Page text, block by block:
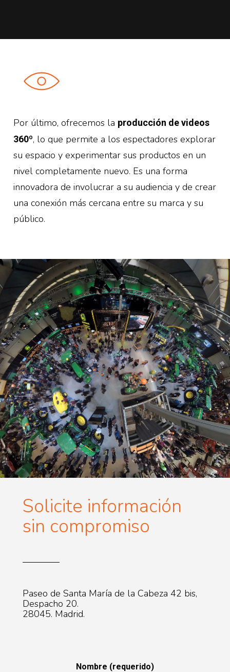
Por último, ofrecemos la producción de videos
360º, lo que permite a los espectadores explorar
su espacio y experimentar sus productos en un
nivel completamente nuevo. Es una forma
innovadora de involucrar a su audiencia y de crear
una conexión más cercana entre su marca y su
público.
Solicite información
sin compromiso
Paseo de Santa María de la Cabeza 42 bis,
Despacho 20.
28045. Madrid.
Nombre (requerido)